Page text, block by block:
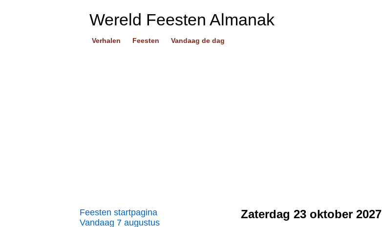
Wereld Feesten Almanak
Verhalen Feesten Vandaag de dag
Feesten startpagina
Vandaag 7 augustus
Zaterdag 23 oktober 2027